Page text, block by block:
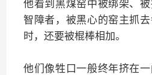
他看到黑煤窑中被绑架、被
智障者，被黑心的窑主抓
时，还要被棍棒相加。
他们像牲口一般终年挤在